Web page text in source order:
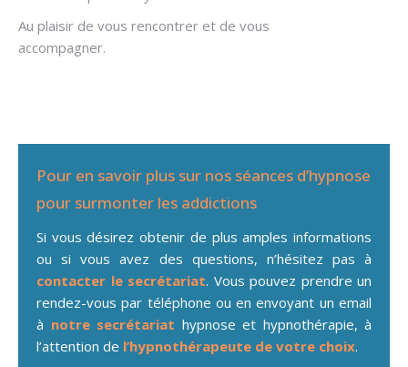
Au plaisir de vous rencontrer et de vous
accompagner.
Pour en savoir plus sur nos séances d’hypnose
pour surmonter les addictions
Si vous désirez obtenir de plus amples informations
ou si vous avez des questions, n’hésitez pas à
contacter le secrétariat. Vous pouvez prendre un
rendez-vous par téléphone ou en envoyant un email
à notre secrétariat hypnose et hypnothérapie, à
l’attention de l’hypnothérapeute de votre choix.